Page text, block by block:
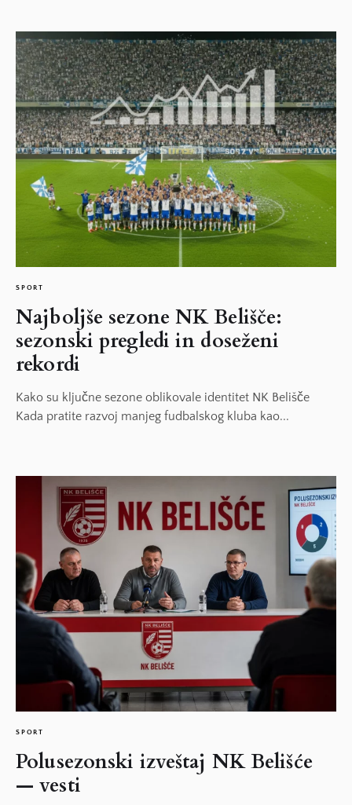
SPORT
Najboljše sezone NK Belišče:
sezonski pregledi in doseženi
rekordi
Kako su ključne sezone oblikovale identitet NK Belišče
Kada pratite razvoj manjeg fudbalskog kluba kao...
SPORT
Polusezonski izveštaj NK Belišće
— vesti